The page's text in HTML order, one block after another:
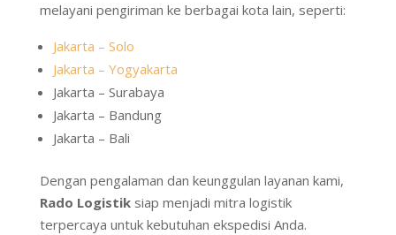
melayani pengiriman ke berbagai kota lain, seperti:
Jakarta – Solo
Jakarta – Yogyakarta
Jakarta – Surabaya
Jakarta – Bandung
Jakarta – Bali
Dengan pengalaman dan keunggulan layanan kami,
Rado Logistiksiap menjadi mitra logistik
terpercaya untuk kebutuhan ekspedisi Anda.